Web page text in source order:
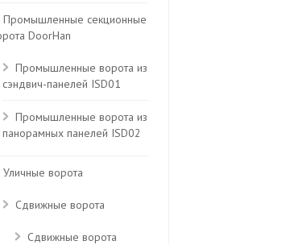
Промышленные секционные
DoorHan
Промышленные ворота из
сэндвич-панелей ISD01
Промышленные ворота из
панорамных панелей ISD02
Уличные ворота
Сдвижные ворота
Сдвижные ворота